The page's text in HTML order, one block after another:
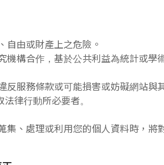
自由或財產上之危險。
機構合作，基於公共利益為統計或
反服務條款或可能損害或妨礙網站
律行動所必要者。
集、處理或利用您的個人資料時，將